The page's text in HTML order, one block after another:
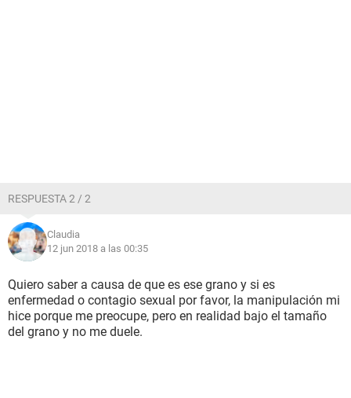
RESPUESTA 2 / 2
Claudia
12 jun 2018 a las 00:35
Quiero saber a causa de que es ese grano y si es
enfermedad o contagio sexual por favor, la manipulación mi
hice porque me preocupe, pero en realidad bajo el tamaño
del grano y no me duele.